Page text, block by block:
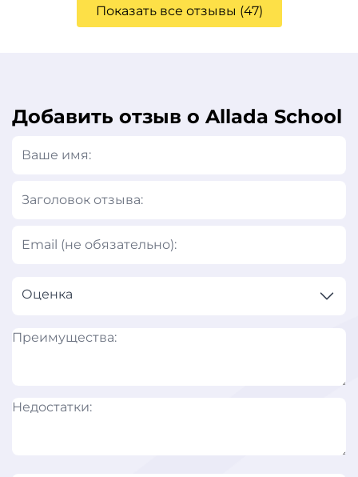
Показать все отзывы (47)
Добавить отзыв о Allada School
Оценка